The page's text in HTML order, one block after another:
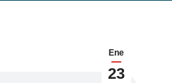
Ene
23